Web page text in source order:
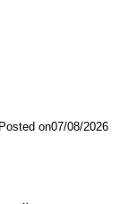
Posted on07/08/2026